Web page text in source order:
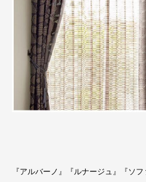
『アルバーノ』『ルナージュ』『ソフ